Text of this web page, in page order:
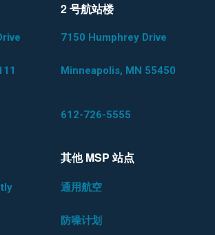
2 号航站楼
7150 Humphrey Drive
Minneapolis, MN 55450
612-726-5555
其他 MSP 站点
通用航空
防噪计划